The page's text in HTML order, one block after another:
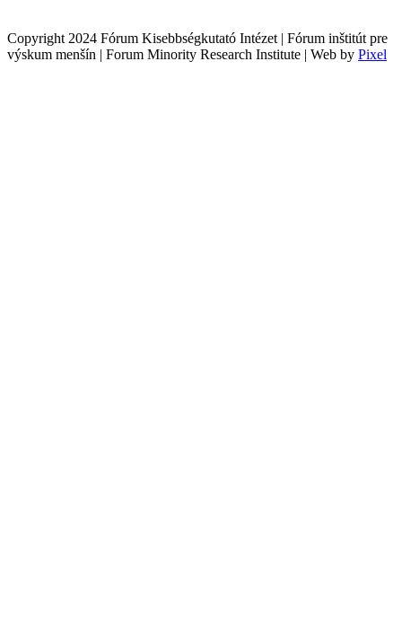
Copyright 2024 Fórum Kisebbségkutató Intézet | Fórum inštitút pre
výskum menšín | Forum Minority Research Institute | Web by Pixel